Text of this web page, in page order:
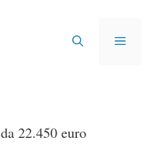
MENU
22.450 euro